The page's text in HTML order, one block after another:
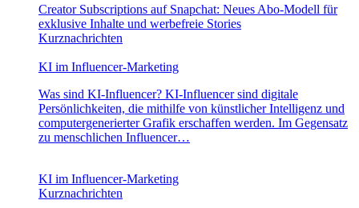
Creator Subscriptions auf Snapchat: Neues Abo-Modell für
exklusive Inhalte und werbefreie Stories
Kurznachrichten
KI im Influencer-Marketing
Was sind KI-Influencer? KI-Influencer sind digitale
Persönlichkeiten, die mithilfe von künstlicher Intelligenz und
computergenerierter Grafik erschaffen werden. Im Gegensatz
zu menschlichen Influencer…
KI im Influencer-Marketing
Kurznachrichten